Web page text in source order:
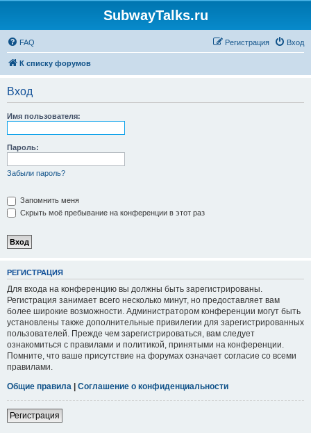
SubwayTalks.ru
FAQ Вход
Регистрация
К списку форумов
Вход
Имя пользователя:
Пароль:
Забыли пароль?
Запомнить меня
Скрыть моё пребывание на конференции в этот раз
РЕГИСТРАЦИЯ
Для входа на конференцию вы должны быть зарегистрированы.
Регистрация занимает всего несколько минут, но предоставляет вам
более широкие возможности. Администратором конференции могут быть
установлены также дополнительные привилегии для зарегистрированных
пользователей. Прежде чем зарегистрироваться, вам следует
ознакомиться с правилами и политикой, принятыми на конференции.
Помните, что ваше присутствие на форумах означает согласие со всеми
правилами.
Общие правила | Соглашение о конфиденциальности
Регистрация